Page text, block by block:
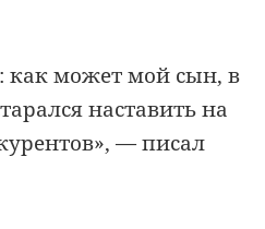
как может мой сын, в
наставить на
— писал